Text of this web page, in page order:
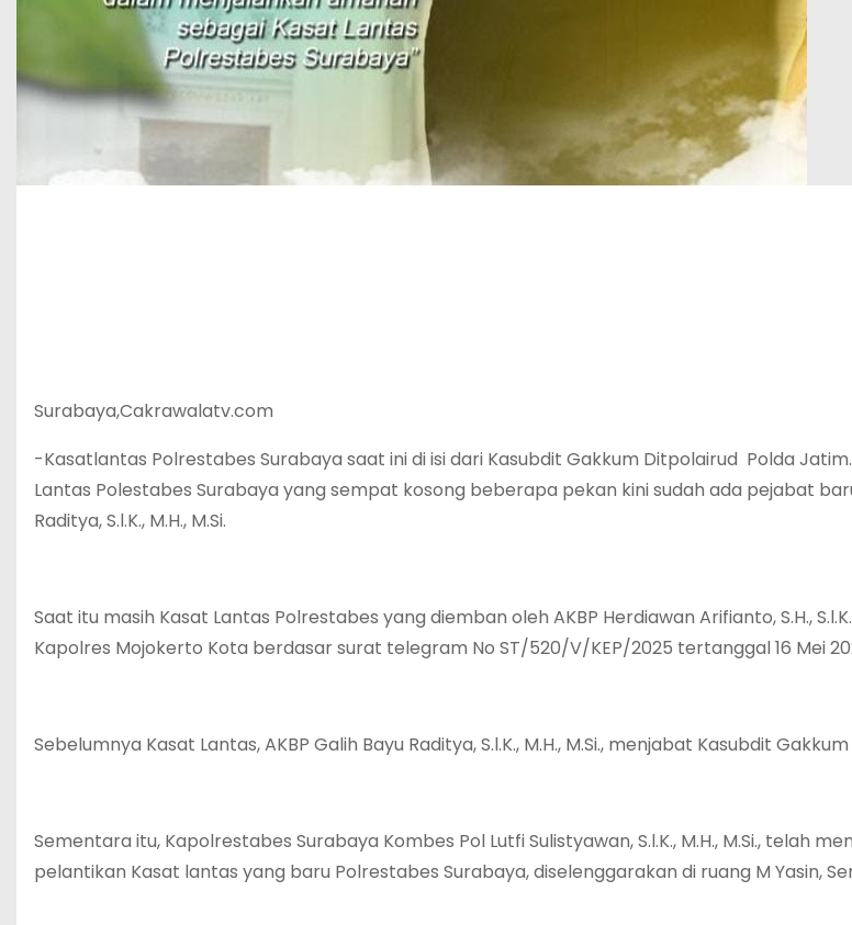
Surabaya,Cakrawalatv.com
-Kasatlantas Polrestabes Surabaya saat ini di isi dari Kasubdit Gakkum Ditpolairud Polda
Lantas Polestabes Surabaya yang sempat kosong beberapa pekan kini sudah ada pejabat
Raditya, S.l.K., M.H., M.Si.
Saat itu masih Kasat Lantas Polrestabes yang diemban oleh AKBP Herdiawan Arifianto, S.H.,
Kapolres Mojokerto Kota berdasar surat telegram No ST/520/V/KEP/2025 tertanggal 16 Mei
Sebelumnya Kasat Lantas, AKBP Galih Bayu Raditya, S.l.K., M.H., M.Si., menjabat Kasubdit
Sementara itu, Kapolrestabes Surabaya Kombes Pol Lutfi Sulistyawan, S.l.K., M.H., M.Si., telah
pelantikan Kasat lantas yang baru Polrestabes Surabaya, diselenggarakan di ruang M Yasin,